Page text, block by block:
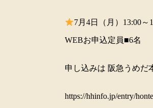
7月4日（月）13:00～
WEBお申込定員■6名
申し込みは 阪急うめだ
https://hhinfo.jp/entry/